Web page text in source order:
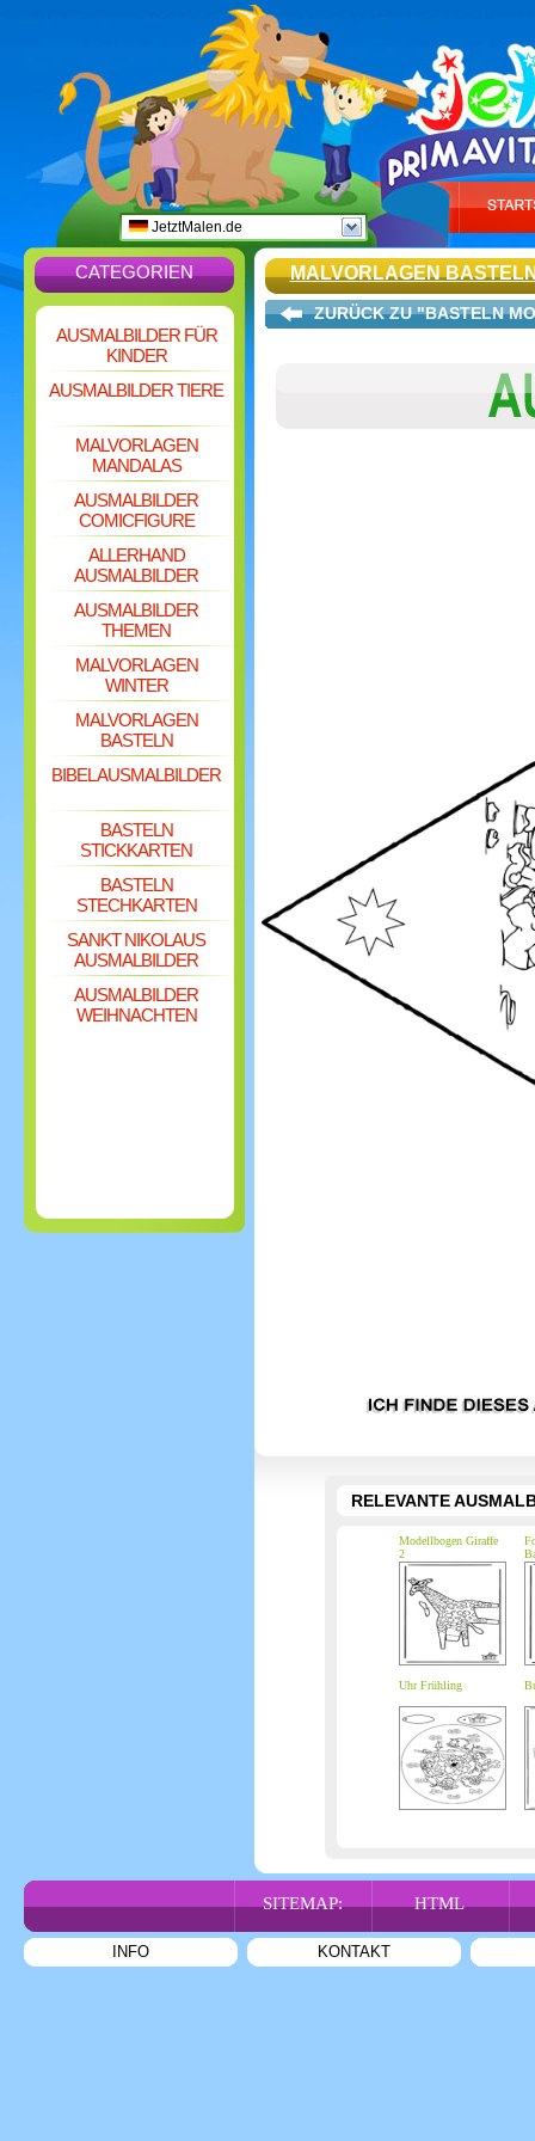
JetztMalen.de
CATEGORIEN
AUSMALBILDER FÜR
KINDER
AUSMALBILDER TIERE
MALVORLAGEN
MANDALAS
AUSMALBILDER
COMICFIGURE
ALLERHAND
AUSMALBILDER
AUSMALBILDER
THEMEN
MALVORLAGEN
WINTER
MALVORLAGEN
BASTELN
BIBEL AUSMALBILDER
BASTELN
STICKKARTEN
BASTELN
STECHKARTEN
SANKT NIKOLAUS
AUSMALBILDER
AUSMALBILDER
WEIHNACHTEN
MALVORLAGEN
ZURÜCK ZU "BASTELN
RELEVANTE
Modellbogen Giraffe
2
Uhr Frühling
SITEMAP: HTML
INFO KONTAKT